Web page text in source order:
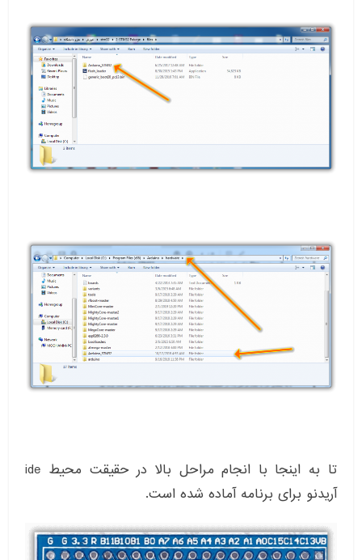
تا به اینجا با انجام مراحل بالا در حقیقت محیط ide
آریدنو برای برنامه آماده شده است.